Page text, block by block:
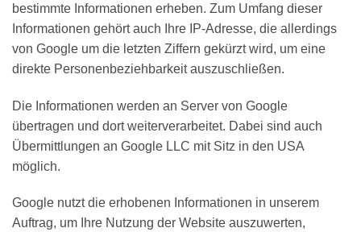
bestimmte Informationen erheben. Zum Umfang dieser
Informationen gehört auch Ihre IP-Adresse, die allerdings
von Google um die letzten Ziffern gekürzt wird, um eine
direkte Personenbeziehbarkeit auszuschließen.
Die Informationen werden an Server von Google
übertragen und dort weiterverarbeitet. Dabei sind auch
Übermittlungen an Google LLC mit Sitz in den USA
möglich.
Google nutzt die erhobenen Informationen in unserem
Auftrag, um Ihre Nutzung der Website auszuwerten,